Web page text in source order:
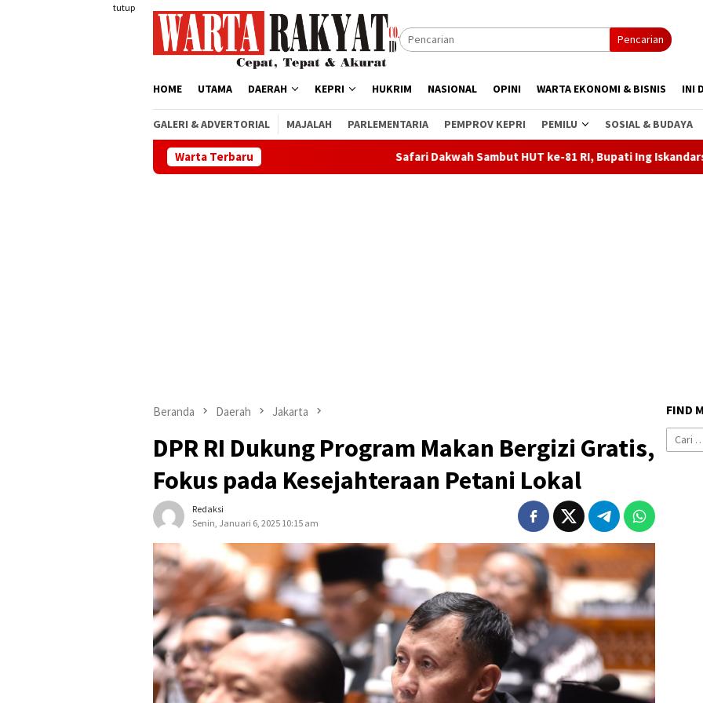
tutup
Pencarian
HOME UTAMA DAERAH KEPRI HUKRIM NASIONAL OPINI WARTA EKONOMI & BISNIS INI
GALERI & ADVERTORIAL MAJALAH PARLEMENTARIA PEMPROV KEPRI PEMILU SOSIAL & BUDAYA
Warta Terbaru Safari Dakwah Sambut HUT ke-81 RI, Bupati Ing Iskandarsyah: Bangun
Beranda Daerah Jakarta
DPR RI Dukung Program Makan Bergizi Gratis,
Fokus pada Kesejahteraan Petani Lokal
Redaksi
Senin, Januari 6, 2025 10:15 am
FIND
Cari
untuk: